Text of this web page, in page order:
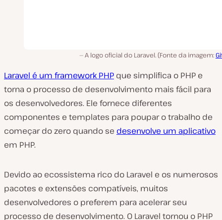
A logo oficial do Laravel. (Fonte da imagem:
Laravel é um framework PHP que simplifica o PHP e
torna o processo de desenvolvimento mais fácil para
os desenvolvedores. Ele fornece diferentes
componentes e templates para poupar o trabalho de
começar do zero quando se desenvolve um aplicativo
em PHP.
Devido ao ecossistema rico do Laravel e os numerosos
pacotes e extensões compatíveis, muitos
desenvolvedores o preferem para acelerar seu
processo de desenvolvimento. O Laravel tornou o PHP